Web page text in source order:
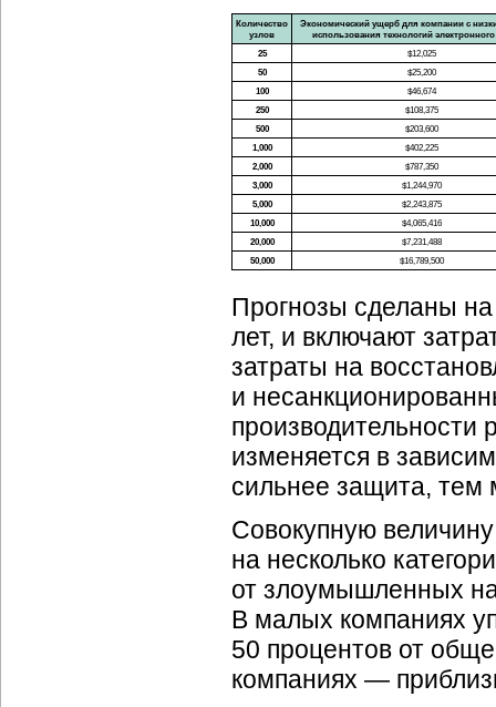
Количество
узлов
Экономический ущерб для компании с
использования технологий электронного
25
$12,025
50
$25,200
100
$46,674
250
$108,375
500
$203,600
1,000
$402,225
2,000
$787,350
3,000
$1,244,970
5,000
$2,243,875
10,000
$4,065,416
20,000
$7,231,488
50,000
$16,789,500
Прогнозы сделаны
лет, и включают
затраты на
и
производительности
изменяется в
сильнее защита, тем
Совокупную
на несколько
от злоумышленных
В малых компаниях
50 процентов от
компаниях —